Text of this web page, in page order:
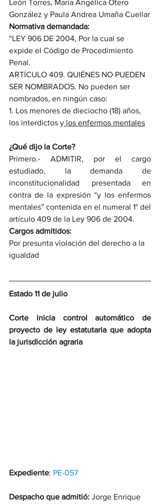
León Torres, María Angélica Otero
González y Paula Andrea Umaña Cuellar
Normativa demandada:
“LEY 906 DE 2004, Por la cual se
expide el Código de Procedimiento
Penal.
ARTÍCULO 409. QUIÉNES NO PUEDEN
SER NOMBRADOS. No pueden ser
nombrados, en ningún caso:
1. Los menores de dieciocho (18) años,
los interdictos y los enfermos mentales
¿Qué dijo la Corte?
Primero.- ADMITIR, por el cargo
estudiado, la demanda de
inconstitucionalidad presentada en
contra de la expresión “y los enfermos
mentales” contenida en el numeral 1° del
artículo 409 de la Ley 906 de 2004.
Cargos admitidos:
Por presunta violación del derecho a la
igualdad
Estado 11 de julio
Corte inicia control automático de
proyecto de ley estatutaria que adopta
la jurisdicción agraria
Expediente: PE-057
Despacho que admitió: Jorge Enrique